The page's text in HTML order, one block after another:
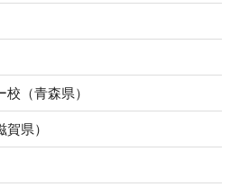
（青森県）
県）